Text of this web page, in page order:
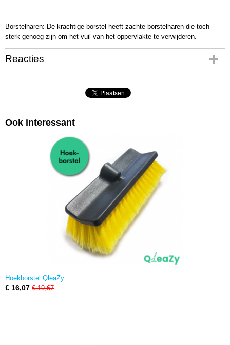
Borstelharen: De krachtige borstel heeft zachte borstelharen die toch
sterk genoeg zijn om het vuil van het oppervlakte te verwijderen.
Reacties
Ook interessant
Hoekborstel QleaZy
€ 16,07 € 19,67